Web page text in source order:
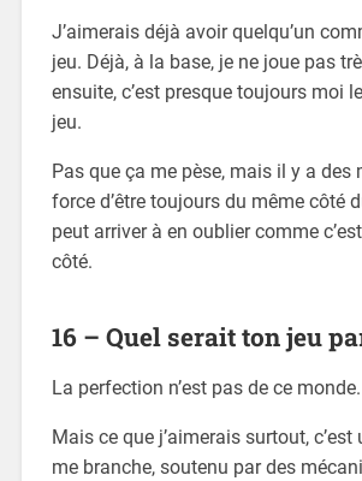
J’aimerais déjà avoir quelqu’un
jeu. Déjà, à la base, je ne joue pas
ensuite, c’est presque toujours moi
jeu.
Pas que ça me pèse, mais il y a des
force d’être toujours du même côté
peut arriver à en oublier comme
côté.
16 – Quel serait ton jeu
La perfection n’est pas de ce monde.
Mais ce que j’aimerais surtout,
me branche, soutenu par des